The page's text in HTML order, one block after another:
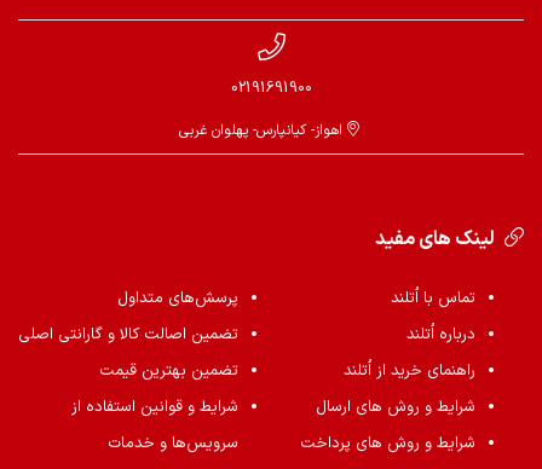
02191691900
اهواز- کیانپارس- پهلوان غربی
لینک های مفید
تماس با اُتلند
درباره اُتلند
راهنمای خرید از اُتلند
شرایط و روش های ارسال
شرایط و روش های پرداخت
پرسش‌های متداول
تضمین اصالت کالا و گارانتی اصلی
تضمین بهترین قیمت
شرایط و قوانین استفاده از
سرویس‌ها و خدمات